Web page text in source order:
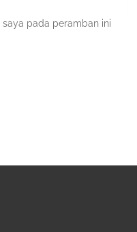
pada peramban ini